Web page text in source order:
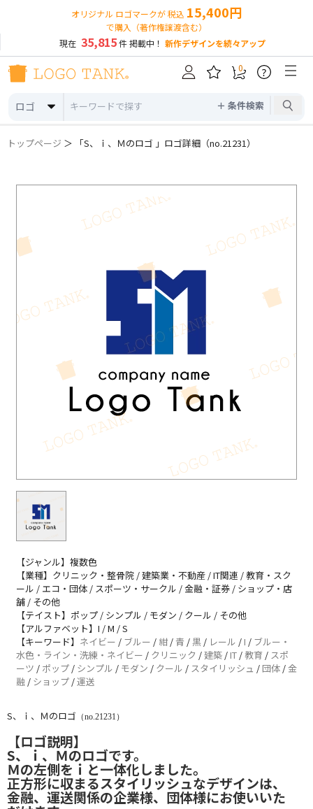
オリジナル ロゴマークが 税込 15,400円
で購入（著作権譲渡含む）
現在 35,815件 掲載中！ 新作デザインを続々アップ
ロゴ ＋ 条件検索
0 ?
トップページ ＞ 「S、ｉ、Ｍのロゴ 」ロゴ詳細（no.21231）
【ジャンル】複数色
【業種】クリニック・整骨院 / 建築業・不動産 / IT関連 / 教育・スク
ール / エコ・団体 / スポーツ・サークル / 金融・証券 / ショップ・店
舗 / その他
【テイスト】ポップ / シンプル / モダン / クール / その他
【アルファベット】I / M / S
【キーワード】 ネイビー / ブルー / 紺/ 青 /黒 / レール /I / ブルー・
水色・ライン・洗練・ネイビー / クリニック /建築 /IT / 教育 / スポ
ーツ / ポップ / シンプル / モダン / クール / スタイリッシュ /団体 / 金
融 / ショップ /運送
S、ｉ、Ｍのロゴ （no.21231）
【ロゴ説明】
S、ｉ、Ｍのロゴです。
Ｍの左側をｉと一体化しました。
正方形に収まるスタイリッシュなデザインは、
金融、運送関係の企業様、団体様にお使いいた